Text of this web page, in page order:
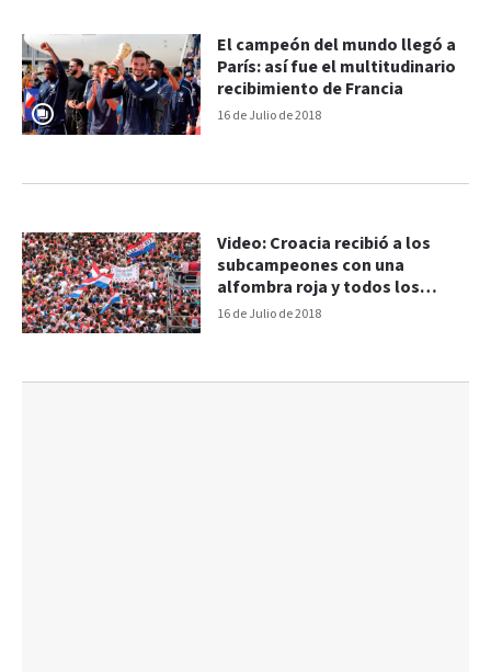
16 de Julio de 2018
El campeón del mundo llegó a
París: así fue el multitudinario
recibimiento de Francia
16 de Julio de 2018
Video: Croacia recibió a los
subcampeones con una
alfombra roja y todos los
honores